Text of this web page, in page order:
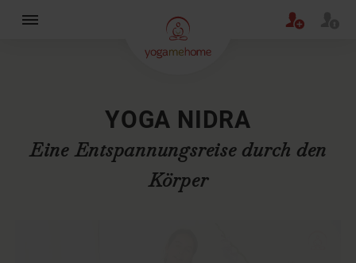
YOGA NIDRA
Eine Entspannungsreise durch den
Körper